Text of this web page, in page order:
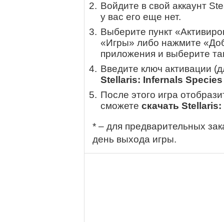
Войдите в свой аккаунт
у вас его еще нет.
Выберите пункт
«Игры» либо нажмите
приложения и выберите
Введите ключ активации
Stellaris: Infernals
После этого игра
сможете скачать
* – для предварительных
день выхода игры.